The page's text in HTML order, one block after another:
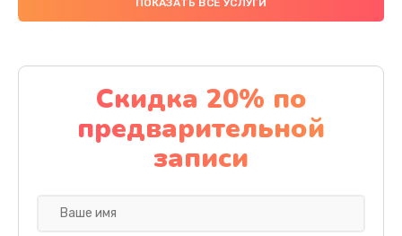
Замена вебкамеры
Заказать
Установка драйверов
1000 руб.
Заказать
Замена жесткого диска
Скидка 20% по
предварительной
записи